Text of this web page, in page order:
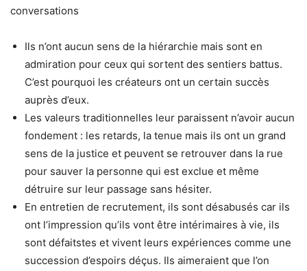
conversations
Ils n’ont aucun sens de la hiérarchie mais sont en
admiration pour ceux qui sortent des sentiers battus.
C’est pourquoi les créateurs ont un certain succès
auprès d’eux.
Les valeurs traditionnelles leur paraissent n’avoir aucun
fondement : les retards, la tenue mais ils ont un grand
sens de la justice et peuvent se retrouver dans la rue
pour sauver la personne qui est exclue et même
détruire sur leur passage sans hésiter.
En entretien de recrutement, ils sont désabusés car ils
ont l’impression qu’ils vont être intérimaires à vie, ils
sont défaitstes et vivent leurs expériences comme une
succession d’espoirs déçus. Ils aimeraient que l’on